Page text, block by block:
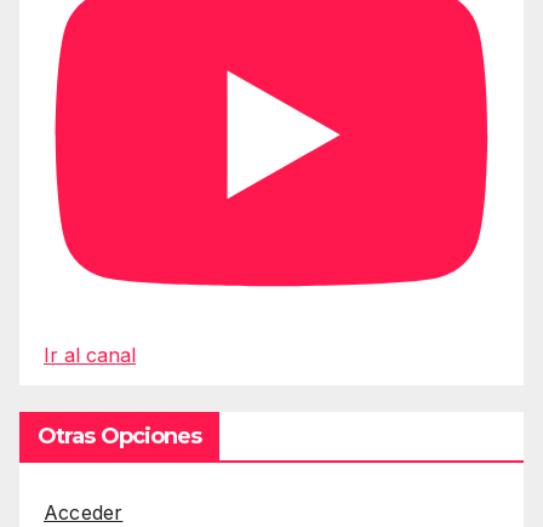
Ir al canal
Otras Opciones
Acceder